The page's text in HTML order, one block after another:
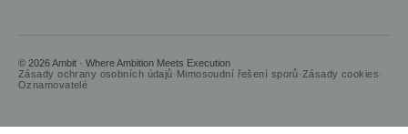
© 2026 Ambit · Where Ambition Meets Execution
Zásady ochrany osobních údajů· Mimosoudní řešení sporů· Zásady cookies·
Oznamovatelé